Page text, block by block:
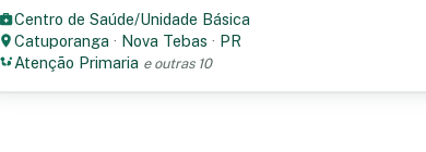
Centro de Saúde/Unidade Básica
Catuporanga · Nova Tebas · PR
Atenção Primaria e outras 10